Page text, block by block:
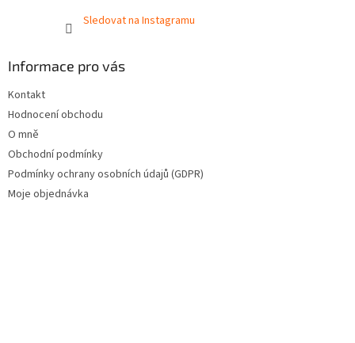
Sledovat na Instagramu
Informace pro vás
Kontakt
Hodnocení obchodu
O mně
Obchodní podmínky
Podmínky ochrany osobních údajů (GDPR)
Moje objednávka